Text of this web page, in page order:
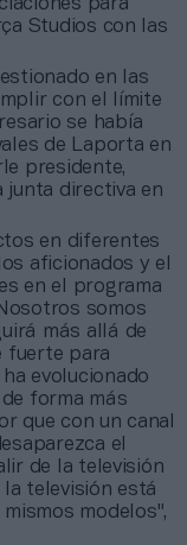
para
Studios con las
en las
con el límite
se había
de Laporta en
presidente,
junta directiva en
en diferentes
aficionados y el
en el programa
somos
más allá de
fuerte para
evolucionado
forma más
que con un canal
el
de la televisión
televisión está
modelos",